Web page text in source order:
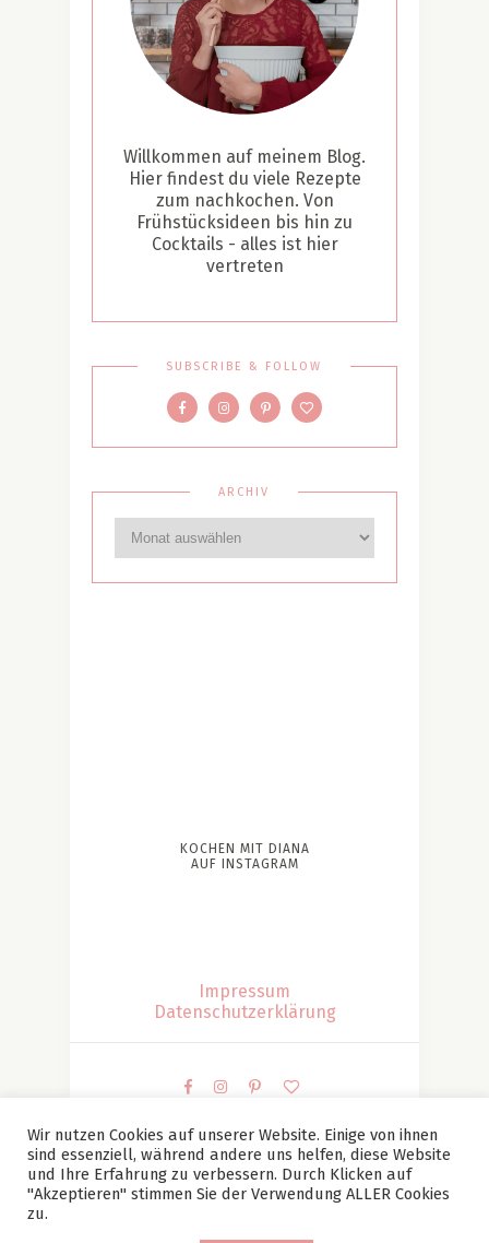
Willkommen auf meinem Blog.
Hier findest du viele Rezepte
zum nachkochen. Von
Frühstücksideen bis hin zu
Cocktails - alles ist hier
vertreten
SUBSCRIBE & FOLLOW
ARCHIV
KOCHEN MIT DIANA
AUF INSTAGRAM
Impressum
Datenschutzerklärung
© Kochen mit Diana | Diana Patesan Alle Bilder und
Texte sind mein Eigentum (falls nicht anders
Wir nutzen Cookies auf unserer Website. Einige von ihnen
sind essenziell, während andere uns helfen, diese Website
und Ihre Erfahrung zu verbessern. Durch Klicken auf
"Akzeptieren" stimmen Sie der Verwendung ALLER Cookies
zu.